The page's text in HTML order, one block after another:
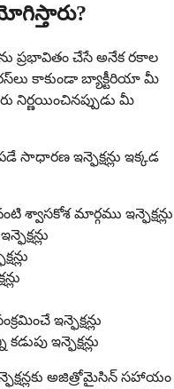
ప్రభావితం చేసే అనేక రకాల
కాకుండా బ్యాక్టీరియా మీ
మీ
ఇన్ఫెక్షన్లు ఇక్కడ
మార్గము ఇన్ఫెక్షన్లు
ఇన్ఫెక్షన్లు
ఇన్ఫెక్షన్లు
అజిత్రోమైసిన్ సహాయం